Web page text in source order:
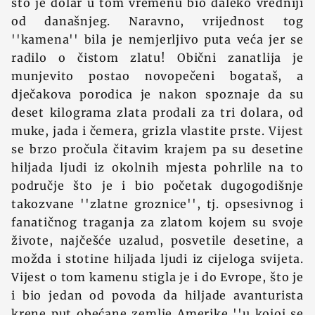
što je dolar u tom vremenu bio daleko vredniji
od današnjeg. Naravno, vrijednost tog
''kamena'' bila je nemjerljivo puta veća jer se
radilo o čistom zlatu! Obični zanatlija je
munjevito postao novopečeni bogataš, a
dječakova porodica je nakon spoznaje da su
deset kilograma zlata prodali za tri dolara, od
muke, jada i čemera, grizla vlastite prste. Vijest
se brzo pročula čitavim krajem pa su desetine
hiljada ljudi iz okolnih mjesta pohrlile na to
područje što je i bio početak dugogodišnje
takozvane ''zlatne groznice'', tj. opsesivnog i
fanatičnog traganja za zlatom kojem su svoje
živote, najčešće uzalud, posvetile desetine, a
možda i stotine hiljada ljudi iz cijeloga svijeta.
Vijest o tom kamenu stigla je i do Evrope, što je
i bio jedan od povoda da hiljade avanturista